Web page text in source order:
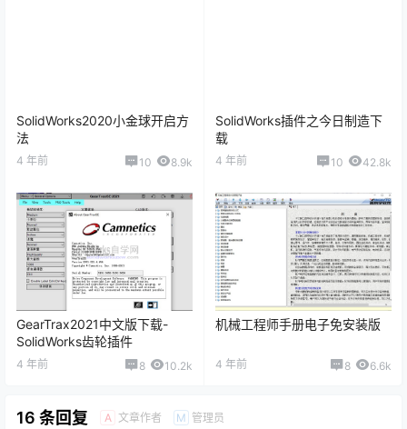
SolidWorks2020小金球开启方
法
4 年前 10 8.9k
SolidWorks插件之今日制造下
载
4 年前 10 42.8k
GearTrax2021中文版下载-
SolidWorks齿轮插件
4 年前 8 10.2k
机械工程师手册电子免安装版
4 年前 8 6.6k
16 条回复 A 文章作者 M 管理员